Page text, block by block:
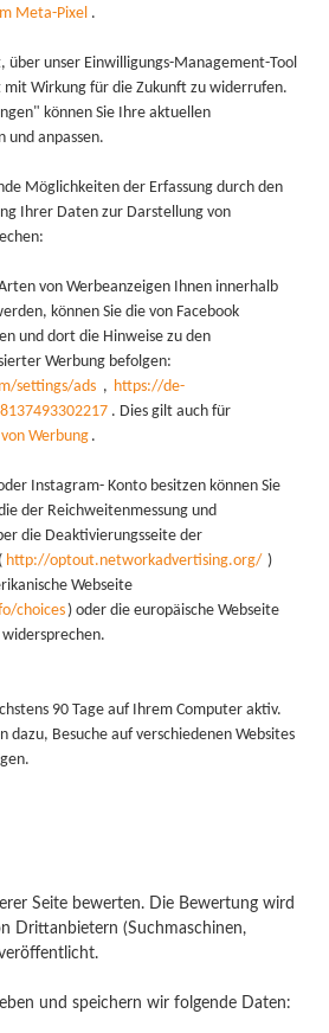
Meta-Pixel .
über unser Einwilligungs-Management-Tool
Wirkung für die Zukunft zu widerrufen.
können Sie Ihre aktuellen
und anpassen.
Möglichkeiten der Erfassung durch den
Ihrer Daten zur Darstellung von
von Werbeanzeigen Ihnen innerhalb
können Sie die von Facebook
und dort die Hinweise zu den
Werbung befolgen:
settings/ads , https://de-
. Dies gilt auch für
Werbung .
Instagram- Konto besitzen können Sie
der Reichweitenmessung und
die Deaktivierungsseite der
http://optout.networkadvertising.org/ )
Webseite
choices ) oder die europäische Webseite
widersprechen.
90 Tage auf Ihrem Computer aktiv.
dazu, Besuche auf verschiedenen Websites
Seite bewerten. Die Bewertung wird
Drittanbietern (Suchmaschinen,
und speichern wir folgende Daten: